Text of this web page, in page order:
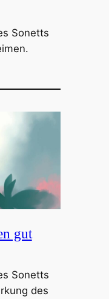
Sonetts
gut
Sonetts
des